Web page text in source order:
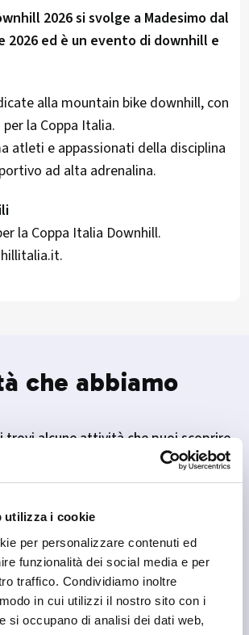
utilizza i cookie
per personalizzare contenuti ed
funzionalità dei social media e per
traffico. Condividiamo inoltre
in cui utilizzi il nostro sito con i
si occupano di analisi dei dati web,
2026 si svolge a Madesimo dal
2026 ed è un evento di downhill e
alla mountain bike downhill, con
la Coppa Italia.
atleti e appassionati della disciplina
ad alta adrenalina.
la Coppa Italia Downhill.
che abbiamo
trovi alcune attività che puoi scoprire.